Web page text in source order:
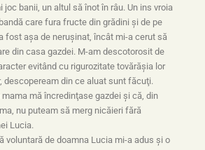
joc banii, un altul să înot în râu. Un ins vroia
care fura fructe din grădini şi de pe
fost aşa de neruşinat, încât mi-a cerut să
din casa gazdei. M-am descotorosit de
evitând cu rigurozitate tovărăşia lor
descopeream din ce aluat sunt făcuţi.
mă încredinţase gazdei şi că, din
nu puteam să merg nicăieri fără
Lucia.
voluntară de doamna Lucia mi-a adus şi o